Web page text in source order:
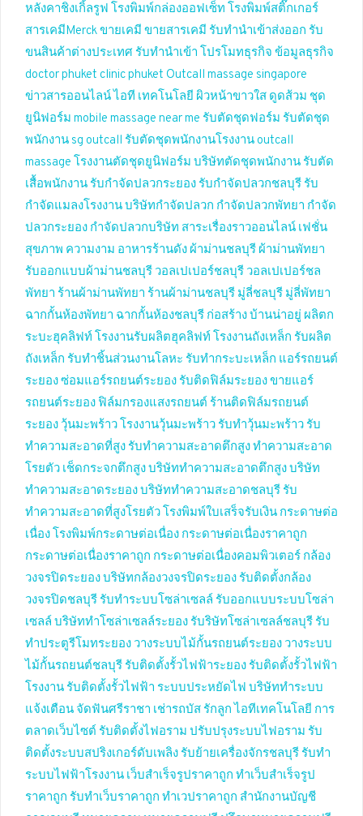
หลังคาชิงเกิ้ลรูฟ โรงพิมพ์กล่องออฟเซ็ท โรงพิมพ์สติ๊กเกอร์
สารเคมีMerckขายเคมี ขายสารเคมี รับทำนำเข้าส่งออก รับ
ขนสินค้าต่างประเทศ รับทำนำเข้า โปรโมทธุรกิจ ข้อมูลธุรกิจ
doctor phuket clinic phuket Outcall massage singapore
ข่าวสารออนไลน์ไอที เทคโนโลยี ผิวหน้าขาวใส ดูดส้วม ชุด
ยูนิฟอร์ม mobile massage near me รับตัดชุดฟอร์ม รับตัดชุด
พนักงาน sg outcall รับตัดชุดพนักงานโรงงาน outcall
massage โรงงานตัดชุดยูนิฟอร์ม บริษัทตัดชุดพนักงาน รับตัด
เสื้อพนักงาน รับกำจัดปลวกระยอง รับกำจัดปลวกชลบุรี รับ
กำจัดแมลงโรงงานบริษัทกำจัดปลวก กำจัดปลวกพัทยา กำจัด
ปลวกระยอง กำจัดปลวกบริษัท สาระเรื่องราวออนไลน์ เฟชั่น
สุขภาพ ความงาม อาหารร้านดัง ผ้าม่านชลบุรี ผ้าม่านพัทยา
รับออกแบบผ้าม่านชลบุรี วอลเปเปอร์ชลบุรี วอลเปเปอร์ชล
พัทยา ร้านผ้าม่านพัทยา ร้านผ้าม่านชลบุรี มู่ลี่ชลบุรี มู่ลี่พัทยา
ฉากกั้นห้องพัทยา ฉากกั้นห้องชลบุรี ก่อสร้าง บ้านน่าอยู่ ผลิตก
ระบะฮุคลิฟท์ โรงงานรับผลิตฮุคลิฟท์ โรงงานถังเหล็ก รับผลิต
ถังเหล็ก รับทำชิ้นส่วนงานโลหะ รับทำกระบะเหล็ก แอร์รถยนต์
ระยองซ่อมแอร์รถยนต์ระยอง รับติดฟิล์มระยองขายแอร์
รถยนต์ระยอง ฟิล์มกรองแสงรถยนต์ ร้านติดฟิล์มรถยนต์
ระยอง วุ้นมะพร้าว โรงงานวุ้นมะพร้าว รับทำวุ้นมะพร้าว รับ
ทำความสะอาดที่สูง รับทำความสะอาดตึกสูงทำความสะอาด
โรยตัว เช็ดกระจกตึกสูงบริษัททำความสะอาดตึกสูงบริษัท
ทำความสะอาดระยองบริษัททำความสะอาดชลบุรี รับ
ทำความสะอาดที่สูงโรยตัว โรงพิมพ์ใบเสร็จรับเงิน กระดาษต่อ
เนื่อง โรงพิมพ์กระดาษต่อเนื่อง กระดาษต่อเนื่องราคาถูก
กระดาษต่อเนื่องราคาถูก กระดาษต่อเนื่องคอมพิวเตอร์ กล้อง
วงจรปิดระยองบริษัทกล้องวงจรปิดระยอง รับติดตั้งกล้อง
วงจรปิดชลบุรี รับทำระบบโซล่าเซลล์ รับออกแบบระบบโซล่า
เซลล์ บริษัททำโซล่าเซลล์ระยอง รับริษัทโซล่าเซลล์ชลบุรี รับ
ทำประตูรีโมทระยอง วางระบบไม้กั้นรถยนต์ระยอง วางระบบ
ไม้กั้นรถยนต์ชลบุรี รับติดตั้งรั้วไฟฟ้าระยอง รับติดตั้งรั้วไฟฟ้า
โรงงาน รับติดตั้งรั้วไฟฟ้า ระบบประหยัดไฟ บริษัททำระบบ
แจ้งเตือน จัดฟันศรีราชา เช่ารถบัส รักลูก ไอทีเทคโนโลยี การ
ตลาดเว็บไซต์ รับติดตั้งไฟอราม ปรับปรุงระบบไฟอราม รับ
ติดตั้งระบบสปริงเกอร์ดับเพลิง รับย้ายเครื่องจักรชลบุรี รับทำ
ระบบไฟฟ้าโรงงาน เว็บสำเร็จรูปราคาถูก ทำเว็บสำเร็จรูป
ราคาถูก รับทำเว็บราคาถูก ทำเวปราคาถูก สำนักงานบัญชี